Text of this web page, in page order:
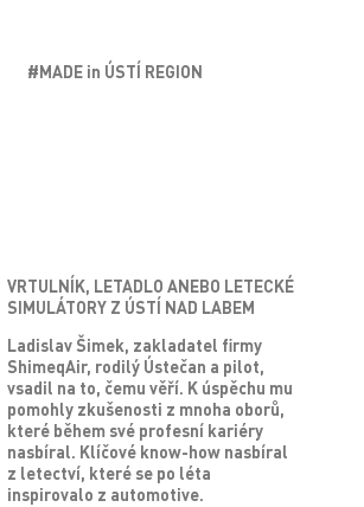
#MADE in ÚSTÍ REGION
VRTULNÍK, LETADLO ANEBO LETECKÉ
SIMULÁTORY Z ÚSTÍ NAD LABEM
Ladislav Šimek, zakladatel firmy
ShimeqAir, rodilý Ústečan a pilot,
vsadil na to, čemu věří. K úspěchu mu
pomohly zkušenosti z mnoha oborů,
které během své profesní kariéry
nasbíral. Klíčové know-how nasbíral
z letectví, které se po léta
inspirovalo z automotive.